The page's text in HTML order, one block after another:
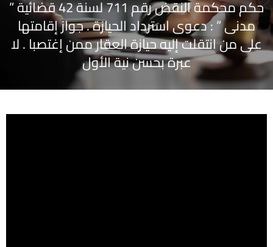
حكم محكمة النقض رقم 711 لسنة 42 قضائية ”
مدنى ” : دعوى استرداد الحيازة . جواز إقامتها
على من انتقلت إليه حيازة العقار ممن إغتصبا . لا
عبرة بحسن نية الأول